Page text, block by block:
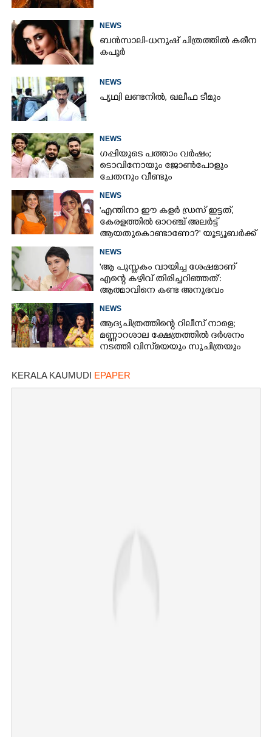
NEWS
ബൻസാലി-ധനുഷ് ചിത്രത്തിൽ കരീന
കപൂർ
NEWS
പൃഥ്വി ലണ്ടനിൽ, ഖലീഫ ടീമും
NEWS
ഗപ്പിയുടെ പത്താം വർഷം;​
ടൊവിനോയും ജോൺപോളും
ചേതനും വീണ്ടും
NEWS
'എന്തിനാ ഈ കളർ ഡ്രസ് ഇട്ടത്,
കേരളത്തിൽ ഓറഞ്ച് അല‌ർട്ട്
ആയതുകൊണ്ടാണോ?' യൂട്യൂബർക്ക്
NEWS
'ആ പുസ്തകം വായിച്ച ശേഷമാണ്
എന്റെ കഴിവ് തിരിച്ചറിഞ്ഞത്':
ആത്മാവിനെ കണ്ട അനുഭവം
NEWS
ആദ്യചിത്രത്തിന്റെ റിലീസ് നാളെ;
മണ്ണാറശാല ക്ഷേത്രത്തിൽ ദർശനം
നടത്തി വിസ്‌മയയും സുചിത്രയും
KERALA KAUMUDI EPAPER